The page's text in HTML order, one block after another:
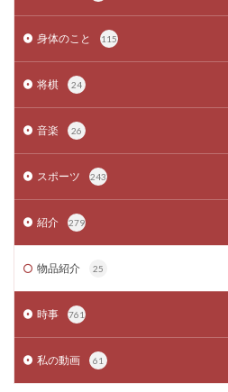
身体のこと 115
将棋 24
音楽 26
スポーツ 243
紹介 279
物品紹介 25
時事 761
私の動画 61